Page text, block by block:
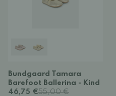
Bundgaard Tamara
Barefoot Ballerina - Kind
46,75 €55,00 €